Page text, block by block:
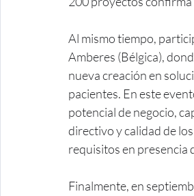
Al mismo tiempo,
Amberes (Bélgica),
nueva creación en
pacientes. En este
potencial de negocio,
directivo y calidad de
requisitos en presencia
Finalmente, en